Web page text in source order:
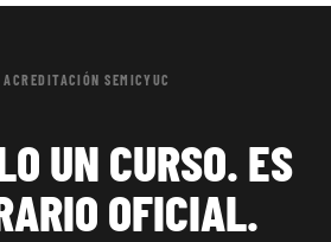
SEMICYUC
UN CURSO. ES
OFICIAL.